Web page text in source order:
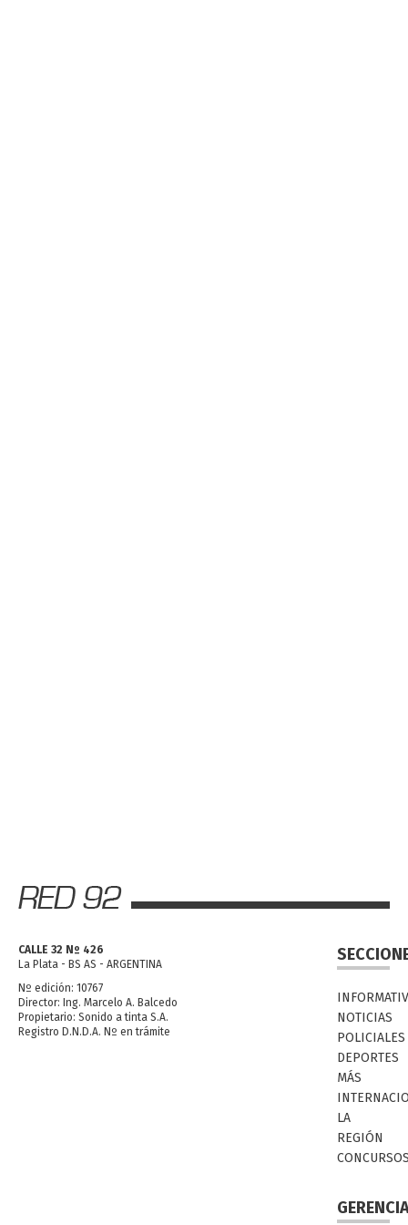
CALLE 32 Nº 426
La Plata - BS AS - ARGENTINA
Nº edición: 10767
Director: Ing. Marcelo A. Balcedo
Propietario: Sonido a tinta S.A.
Registro D.N.D.A. Nº en trámite
NOTICIAS
POLICIALES
DEPORTES
MÁS
LA
REGIÓN